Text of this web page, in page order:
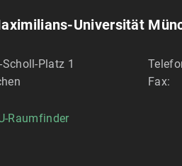
Universität
Platz 1
Fax:
Raumfinder